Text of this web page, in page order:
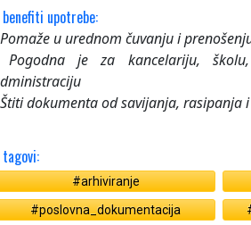
benefiti upotrebe:
u urednom čuvanju i
je za kancelariju, školu,
dokumenta od savijanja, rasipanja
tagovi:
#arhiviranje
#poslovna_dokumentacija